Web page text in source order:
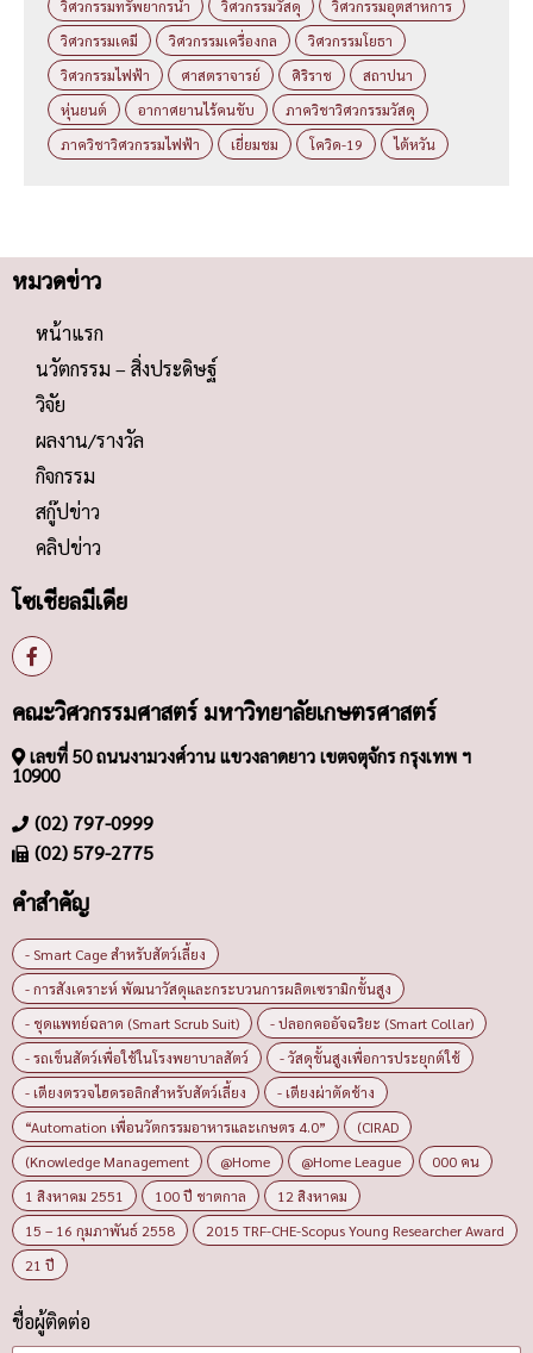
วิศวกรรมทรัพยากรน้ำ
วิศวกรรมวัสดุ
วิศวกรรมอุตสาหการ
วิศวกรรมเคมี
วิศวกรรมเครื่องกล
วิศวกรรมโยธา
วิศวกรรมไฟฟ้า
ศาสตราจารย์ ศิริราช
สถาปนา
หุ่นยนต์
อากาศยานไร้คนขับ
ภาควิชาวิศวกรรมวัสดุ
ภาควิชาวิศวกรรมไฟฟ้า
เยี่ยมชม โควิด-19 ไต้หวัน
หมวดข่าว
หน้าแรก
นวัตกรรม – สิ่งประดิษฐ์
วิจัย
ผลงาน/รางวัล
กิจกรรม
สกู๊ปข่าว
คลิปข่าว
โซเชียลมีเดีย
คณะวิศวกรรมศาสตร์ มหาวิทยาลัยเกษตรศาสตร์
เลขที่ 50 ถนนงามวงศ์วาน แขวงลาดยาว เขตจตุจักร กรุงเทพ ฯ
10900
(02) 797-0999
(02) 579-2775
คำสำคัญ
- Smart Cage สำหรับสัตว์เลี้ยง
- การสังเคราะห์ พัฒนาวัสดุและกระบวนการผลิตเซรามิกขั้นสูง
- ชุดแพทย์ฉลาด (Smart Scrub Suit)
- ปลอกคออัจฉริยะ (Smart Collar)
- รถเข็นสัตว์เพื่อใช้ในโรงพยาบาลสัตว์
- วัสดุขั้นสูงเพื่อการประยุกต์ใช้
- เตียงตรวจไฮดรอลิกสำหรับสัตว์เลี้ยง
- เตียงผ่าตัดช้าง
“Automation เพื่อนวัตกรรมอาหารและเกษตร 4.0”
(CIRAD
(Knowledge Management
@Home @Home League
000 คน
1 สิงหาคม 2551
100 ปี ชาตกาล
12 สิงหาคม
15 – 16 กุมภาพันธ์ 2558
2015 TRF-CHE-Scopus Young Researcher Award
21 ปี
ชื่อผู้ติดต่อ